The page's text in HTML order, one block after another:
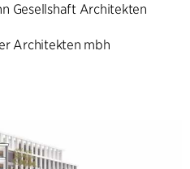
Gesellshaft Architekten
Architekten mbh